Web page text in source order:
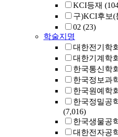
KCI등재
구)KCI후보(
02 (23)
학술지명
대한전기학
대한기계학
한국통신학
한국정보과
한국원예학
한국정밀공
(7,016)
한국생물공
대한전자공